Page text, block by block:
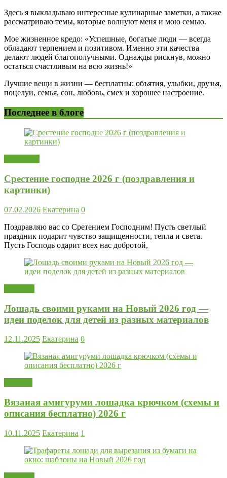
Здесь я выкладываю интересные кулинарные заметки, а также
рассматриваю темы, которые волнуют меня и мою семью.
Мое жизненное кредо: «Успешные, богатые люди — всегда
обладают терпением и позитивом. Именно эти качества
делают людей благополучными. Однажды рискнув, можно
остаться счастливым на всю жизнь!»
Лучшие вещи в жизни — бесплатны: объятия, улыбки, друзья,
поцелуи, семья, сон, любовь, смех и хорошее настроение.
Последнее в блоге
Срестение господне 2026 г (поздравления и
картинки)
07.02.2026 Екатерина 0
Поздравляю вас со Сретением Господним! Пусть светлый
праздник подарит чувство защищенности, тепла и света.
Пусть Господь одарит всех нас добротой,
Лошадь своими руками на Новый 2026 год —
идеи поделок для детей из разных материалов
12.11.2025 Екатерина 0
Вязаная амигуруми лошадка крючком (схемы и
описания бесплатно) 2026 г
10.11.2025 Екатерина 1